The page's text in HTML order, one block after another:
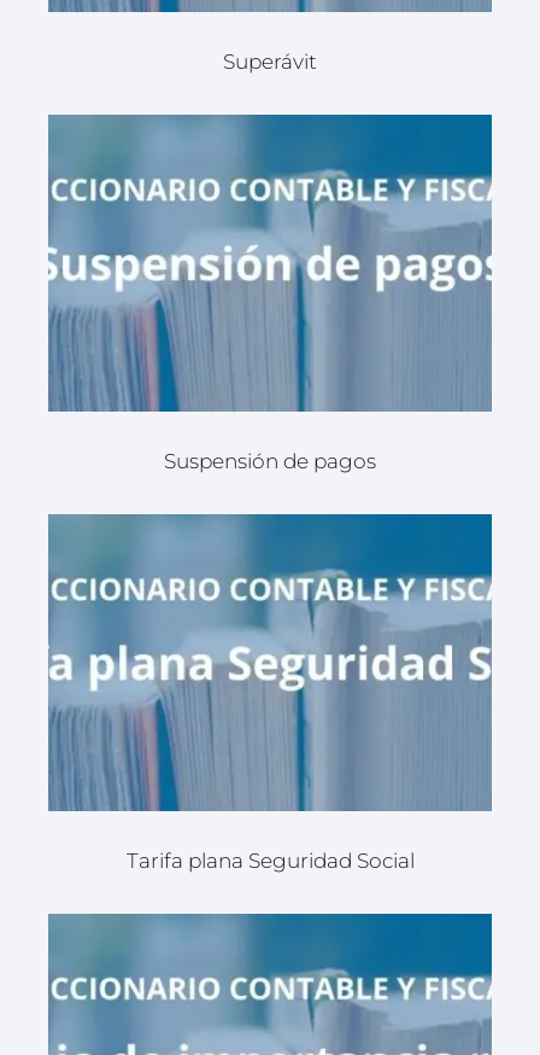
Superávit
Suspensión de pagos
Tarifa plana Seguridad Social